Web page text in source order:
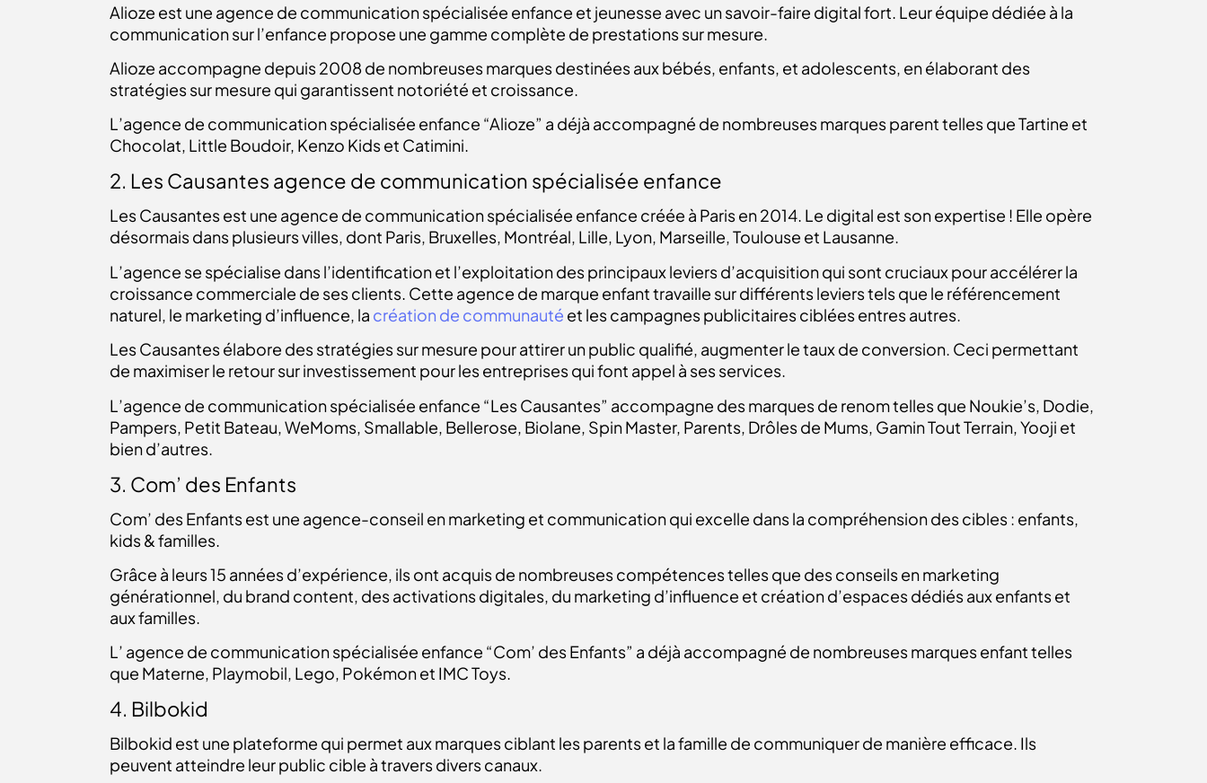
Alioze est une agence de communication spécialisée enfance et jeunesse avec un savoir-faire digital fort. Leur équipe dédiée à la
communication sur l’enfance propose une gamme complète de prestations sur mesure.
Alioze accompagne depuis 2008 de nombreuses marques destinées aux bébés, enfants, et adolescents, en élaborant des
stratégies sur mesure qui garantissent notoriété et croissance.
L’agence de communication spécialisée enfance “Alioze” a déjà accompagné de nombreuses marques parent telles que Tartine et
Chocolat, Little Boudoir, Kenzo Kids et Catimini.
2. Les Causantes agence de communication spécialisée enfance
Les Causantes est une agence de communicationspécialisée enfance créée à Paris en 2014. Le digital est son expertise ! Elle opère
désormais dans plusieurs villes, dont Paris, Bruxelles, Montréal, Lille, Lyon, Marseille, Toulouse et Lausanne.
L’agence se spécialise dans l’identification et l’exploitation des principaux leviers d’acquisition qui sont cruciaux pour accélérer la
croissance commerciale de ses clients. Cette agence de marque enfant travaille sur différents leviers tels que le référencement
naturel, le marketing d’influence, la création de communauté et les campagnes publicitaires ciblées entres autres.
Les Causantes élabore des stratégies sur mesure pour attirer un public qualifié, augmenter le taux de conversion. Ceci permettant
de maximiser le retour sur investissement pour les entreprises qui font appel à ses services.
L’agence de communication spécialisée enfance “Les Causantes” accompagne des marques de renom telles que Noukie’s, Dodie,
Pampers, Petit Bateau, WeMoms, Smallable, Bellerose, Biolane, Spin Master, Parents, Drôles de Mums, Gamin Tout Terrain, Yooji et
bien d’autres.
3. Com’ des Enfants
Com’ des Enfants est une agence-conseil en marketing et communication qui excelle dans la compréhension des cibles : enfants,
kids & familles.
Grâce à leurs 15 années d’expérience, ils ont acquis de nombreuses compétences telles que des conseils en marketing
générationnel, du brand content, des activations digitales, du marketing d’influence et création d’espaces dédiés aux enfants et
aux familles.
L’ agence de communication spécialisée enfance “Com’ des Enfants” a déjà accompagné de nombreuses marques enfant telles
que Materne, Playmobil, Lego, Pokémon et IMC Toys.
4. Bilbokid
Bilbokid est une plateforme qui permet aux marques ciblant les parents et la famille de communiquer de manière efficace. Ils
peuvent atteindre leur public cible à travers divers canaux.